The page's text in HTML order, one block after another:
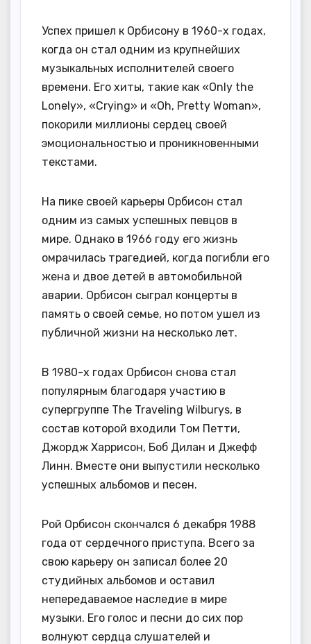
Успех пришел к Орбисону в 1960-х годах,
когда он стал одним из крупнейших
музыкальных исполнителей своего
времени. Его хиты, такие как «Only the
Lonely», «Crying» и «Oh, Pretty Woman»,
покорили миллионы сердец своей
эмоциональностью и проникновенными
текстами.
На пике своей карьеры Орбисон стал
одним из самых успешных певцов в
мире. Однако в 1966 году его жизнь
омрачилась трагедией, когда погибли его
жена и двое детей в автомобильной
аварии. Орбисон сыграл концерты в
память о своей семье, но потом ушел из
публичной жизни на несколько лет.
В 1980-х годах Орбисон снова стал
популярным благодаря участию в
супергруппе The Traveling Wilburys, в
состав которой входили Том Петти,
Джордж Харрисон, Боб Дилан и Джефф
Линн. Вместе они выпустили несколько
успешных альбомов и песен.
Рой Орбисон скончался 6 декабря 1988
года от сердечного приступа. Всего за
свою карьеру он записал более 20
студийных альбомов и оставил
непередаваемое наследие в мире
музыки. Его голос и песни до сих пор
волнуют сердца слушателей и